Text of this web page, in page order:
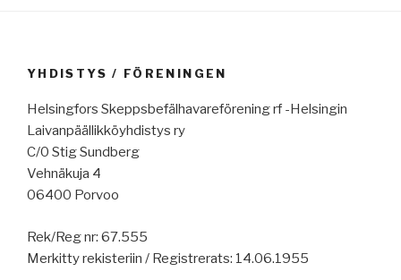
YHDISTYS / FÖRENINGEN
Helsingfors Skeppsbefälhavareförening rf -Helsingin
Laivanpäällikköyhdistys ry
C/0 Stig Sundberg
Vehnäkuja 4
06400 Porvoo
Rek/Reg nr: 67.555
Merkitty rekisteriin / Registrerats: 14.06.1955